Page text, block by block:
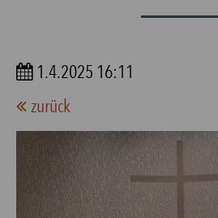
1.4.2025 16:11
zurück